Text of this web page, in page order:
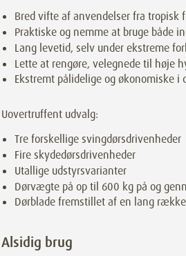
Bred vifte af anvendelser fra tropisk
Praktiske og nemme at bruge både
Lang levetid, selv under ekstreme
Lette at rengøre, velegnede til høje
Ekstremt pålidelige og økonomiske i
Uovertruffent udvalg:
Tre forskellige svingdørsdrivenheder
Fire skydedørsdrivenheder
Utallige udstyrsvarianter
Dørvægte på op til 600 kg på og
Dørblade fremstillet af en lang
Alsidig brug